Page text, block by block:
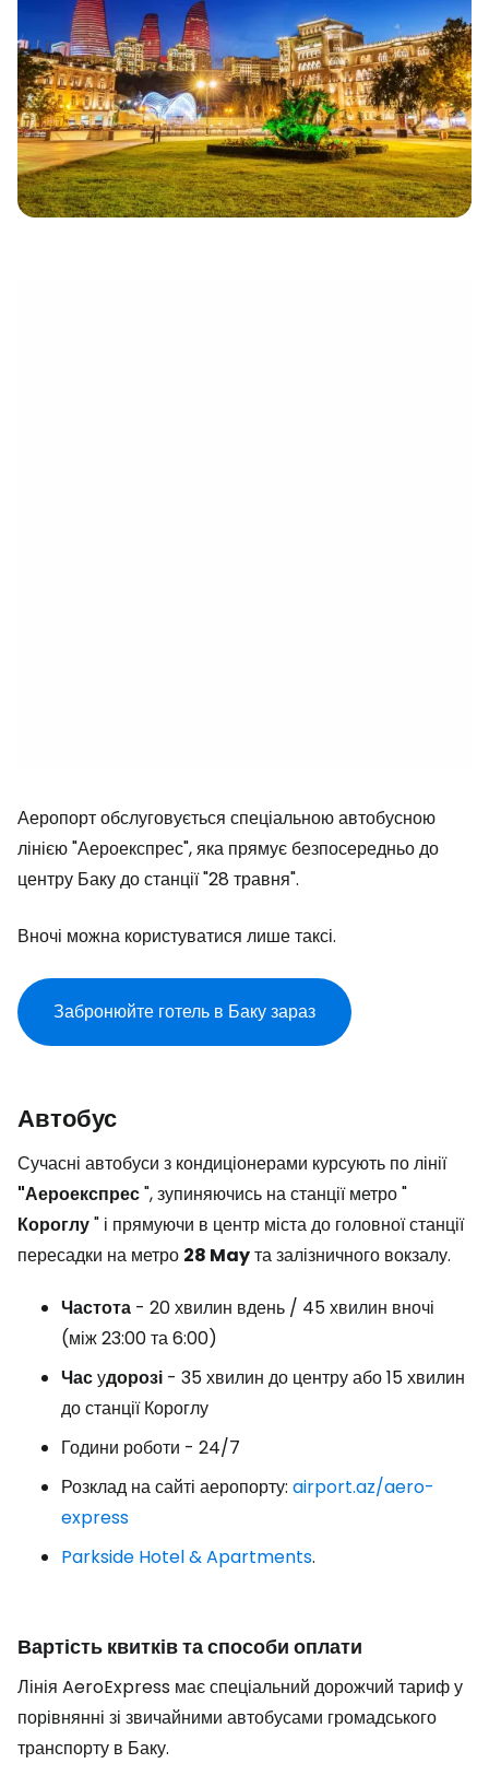
Аеропорт обслуговується спеціальною автобусною
лінією "Аероекспрес", яка прямує безпосередньо до
центру Баку до станції "28 травня".
Вночі можна користуватися лише таксі.
Забронюйте готель в Баку зараз
Автобус
Сучасні автобуси з кондиціонерами курсують по лінії
"Аероекспрес", зупиняючись на станції метро "
Короглу" і прямуючи в центр міста до головної станції
пересадки на метро 28 Mayта залізничного вокзалу.
Частота - 20 хвилин вдень / 45 хвилин вночі
(між 23:00 та 6:00)
Часудорозі - 35 хвилин до центру або 15 хвилин
до станції Короглу
Години роботи - 24/7
Розклад на сайті аеропорту: airport.az/aero-
express
Parkside Hotel & Apartments.
Вартість квитків та способи оплати
Лінія AeroExpress має спеціальний дорожчий тариф у
порівнянні зі звичайними автобусами громадського
транспорту в Баку.